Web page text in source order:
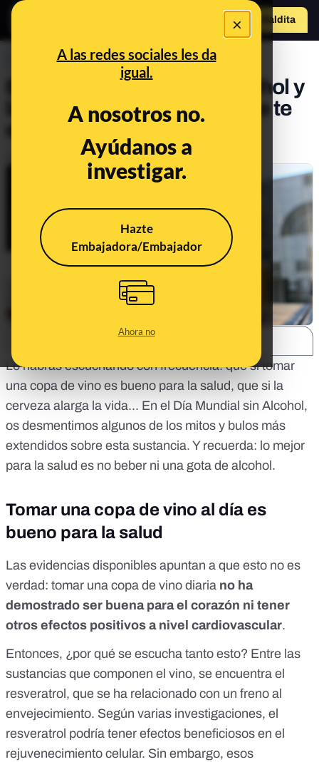
×
A las redes sociales les da
igual.
A nosotros no.
Ayúdanos a
investigar.
Hazte
Embajadora/Embajador
Ahora no
Hazte Maldito
PREBUNKING
Bulos y mitos sobre el alcohol y
las bebidas alcohólicas que te
están intentado colar
Dec 27, 2019, 7:15:00 PM
Lo habrás escuchando con frecuencia: que si tomar
una copa de vino es bueno para la salud, que si la
cerveza alarga la vida... En el Día Mundial sin Alcohol,
os desmentimos algunos de los mitos y bulos más
extendidos sobre esta sustancia. Y recuerda: lo mejor
para la salud es no beber ni una gota de alcohol.
Tomar una copa de vino al día es
bueno para la salud
Las evidencias disponibles apuntan a que esto no es
verdad: tomar una copa de vino diaria no ha
demostrado ser buena para el corazón ni tener
otros efectos positivos a nivel cardiovascular.
Entonces, ¿por qué se escucha tanto esto? Entre las
sustancias que componen el vino, se encuentra el
resveratrol , que se ha relacionado con un freno al
envejecimiento. Según varias investigaciones, el
resveratrol podría tener efectos beneficiosos en el
rejuvenecimiento celular. Sin embargo, esos